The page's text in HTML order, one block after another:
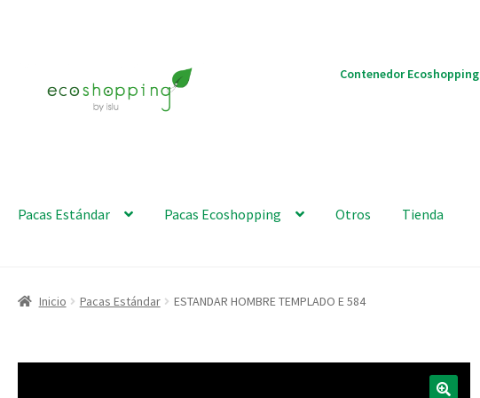
Contenedor Ecoshopping
Pacas Estándar Pacas Ecoshopping Otros Tienda
Inicio Pacas Estándar ESTANDAR HOMBRE TEMPLADO E 584